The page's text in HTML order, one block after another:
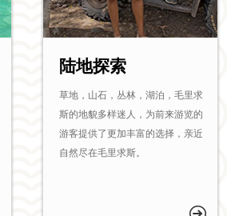
陆地探索
草地，山石，丛林，湖泊，毛里求
斯的地貌多样迷人，为前来游览的
游客提供了更加丰富的选择，亲近
自然尽在毛里求斯。